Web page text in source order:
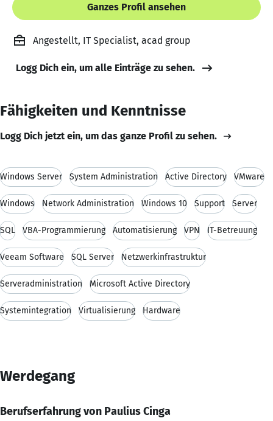
Ganzes Profil ansehen
Angestellt, IT Specialist, acad group
Logg Dich ein, um alle Einträge zu sehen.
Fähigkeiten und Kenntnisse
Logg Dich jetzt ein, um das ganze Profil zu sehen.
Windows Server System Administration Active Directory VMware
Windows Network Administration Windows 10 Support Server
SQL VBA-Programmierung Automatisierung VPN IT-Betreuung
Veeam Software SQL Server Netzwerkinfrastruktur
Serveradministration Microsoft Active Directory
Systemintegration Virtualisierung Hardware
Werdegang
Berufserfahrung von Paulius Cinga